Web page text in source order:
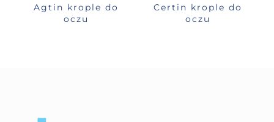
Agtin krople do
oczu
Certin krople do
oczu